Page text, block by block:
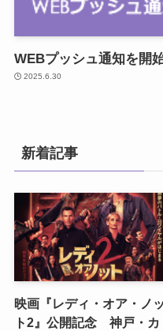
WEBプッシュ通知を開
2025.6.30
新着記事
映画『レディ・オア・ノッ
ト2』公開記念 神戸・カ